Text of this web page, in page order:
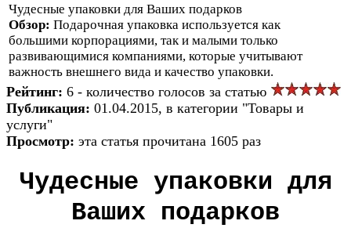
Чудесные упаковки для Ваших подарков
Обзор: Подарочная упаковка используется как
большими корпорациями, так и малыми только
развивающимися компаниями, которые учитывают
важность внешнего вида и качество упаковки.
Рейтинг: 6 - количество голосов за статью
Публикация: 01.04.2015, в категории "Товары и
услуги"
Просмотр: эта статья прочитана 1605 раз
Чудесные упаковки для
Ваших подарков